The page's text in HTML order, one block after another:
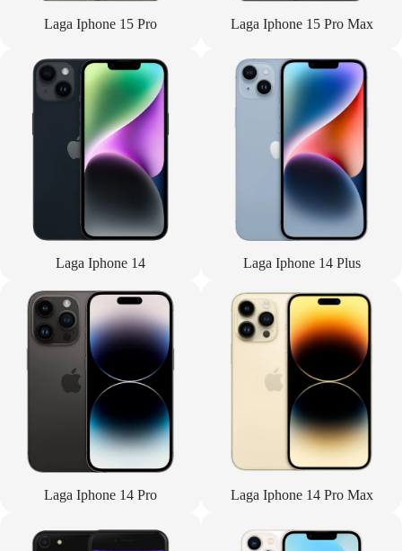
Laga Iphone 15 Pro Laga Iphone 15 Pro Max
Laga Iphone 14 Laga Iphone 14 Plus
Laga Iphone 14 Pro Laga Iphone 14 Pro Max